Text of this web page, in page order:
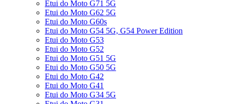
Etui do Moto G71 5G
Etui do Moto G62 5G
Etui do Moto G60s
Etui do Moto G54 5G, G54 Power Edition
Etui do Moto G53
Etui do Moto G52
Etui do Moto G51 5G
Etui do Moto G50 5G
Etui do Moto G42
Etui do Moto G41
Etui do Moto G34 5G